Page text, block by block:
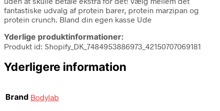
fantastiske udvalg af protein barer, protein marzipan og
protein crunch. Bland din egen kasse Ude
Yderlige produktinformationer:
Produkt id: Shopify_DK_7484953886973_42150707069181
Yderligere information
Brand Bodylab